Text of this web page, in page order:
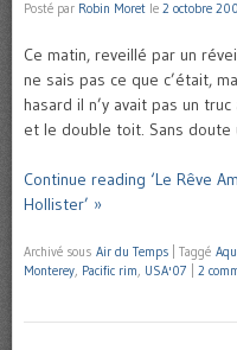
Posté par Robin Moret le 2 octobre
Ce matin, reveillé par un
ne sais pas ce que c’était,
hasard il n’y avait pas un
et le double toit. Sans doute
Continue reading ‘Le Rêve
Hollister’ »
Archivé sous Air du Temps Taggé
Monterey, Pacific rim, USA'07 2